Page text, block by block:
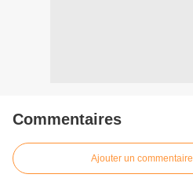
Commentaires
Ajouter un commentaire